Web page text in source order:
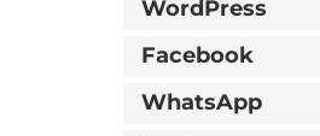
WordPress
Facebook
WhatsApp